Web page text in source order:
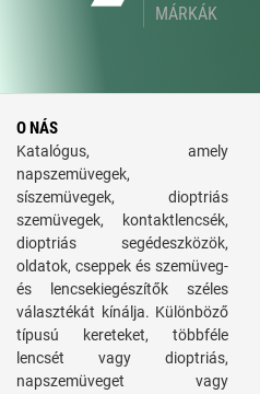
MÁRKÁK
O NÁS
Katalógus, amely
napszemüvegek,
síszemüvegek, dioptriás
szemüvegek, kontaktlencsék,
dioptriás segédeszközök,
oldatok, cseppek és szemüveg-
és lencsekiegészítők széles
választékát kínálja. Különböző
típusú kereteket, többféle
lencsét vagy dioptriás,
napszemüveget vagy